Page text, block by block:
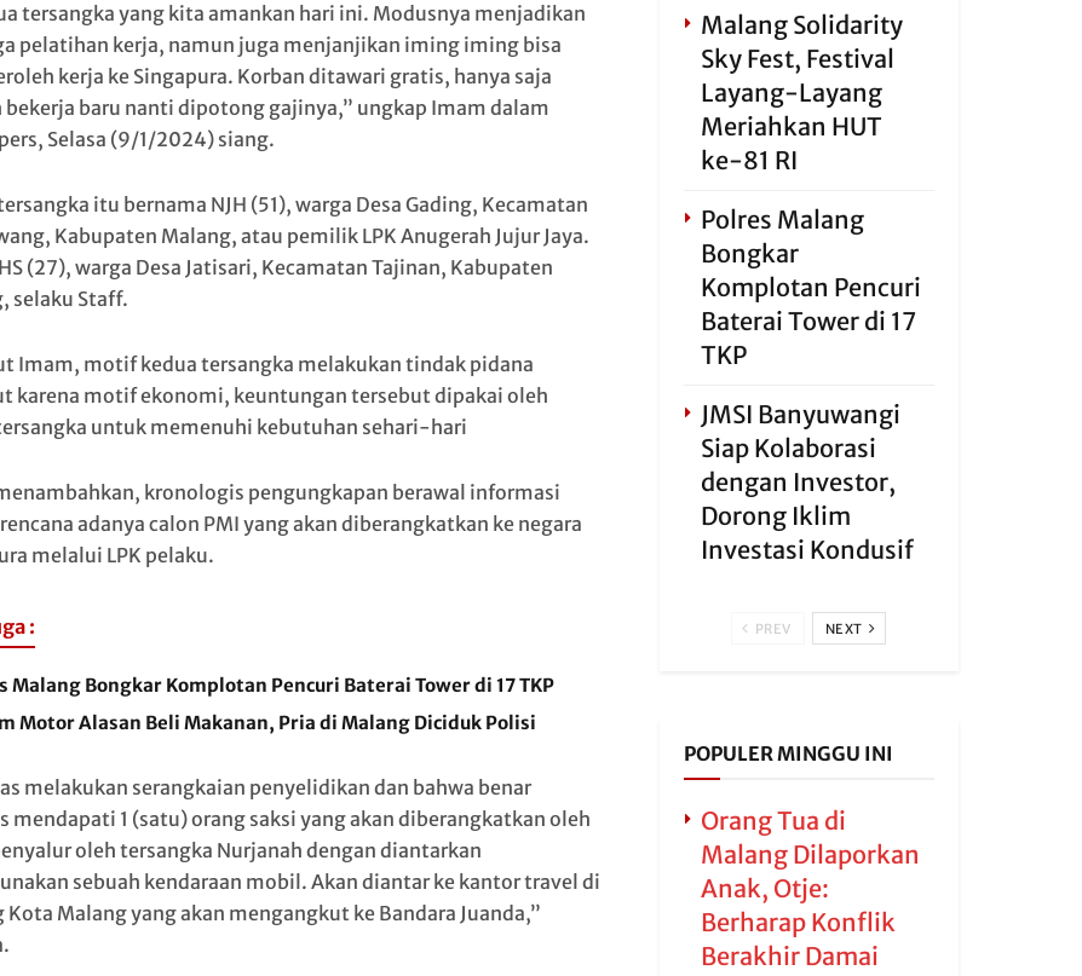
tersangka yang kita amankan hari ini. Modusnya menjadikan
pelatihan kerja, namun juga menjanjikan iming iming bisa
kerja ke Singapura. Korban ditawari gratis, hanya saja
bekerja baru nanti dipotong gajinya,” ungkap Imam dalam
Selasa (9/1/2024) siang.
itu bernama NJH (51), warga Desa Gading, Kecamatan
Kabupaten Malang, atau pemilik LPK Anugerah Jujur Jaya.
(27), warga Desa Jatisari, Kecamatan Tajinan, Kabupaten
selaku Staff.
Imam, motif kedua tersangka melakukan tindak pidana
karena motif ekonomi, keuntungan tersebut dipakai oleh
untuk memenuhi kebutuhan sehari-hari
kronologis pengungkapan berawal informasi
adanya calon PMI yang akan diberangkatkan ke negara
melalui LPK pelaku.
:
Malang Bongkar Komplotan Pencuri Baterai Tower di 17 TKP
Motor Alasan Beli Makanan, Pria di Malang Diciduk Polisi
melakukan serangkaian penyelidikan dan bahwa benar
mendapati 1 (satu) orang saksi yang akan diberangkatkan oleh
oleh tersangka Nurjanah dengan diantarkan
sebuah kendaraan mobil. Akan diantar ke kantor travel di
Kota Malang yang akan mengangkut ke Bandara Juanda,”
Malang Solidarity
Sky Fest, Festival
Layang-Layang
Meriahkan HUT
ke-81 RI
Polres Malang
Bongkar
Komplotan Pencuri
Baterai Tower di 17
TKP
JMSI Banyuwangi
Siap Kolaborasi
dengan Investor,
Dorong Iklim
Investasi Kondusif
PREV NEXT
POPULER MINGGU INI
Orang Tua di
Malang Dilaporkan
Anak, Otje:
Berharap Konflik
Berakhir Damai